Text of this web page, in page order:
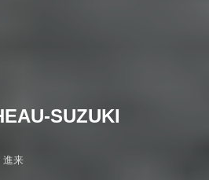
SUZUKI
来